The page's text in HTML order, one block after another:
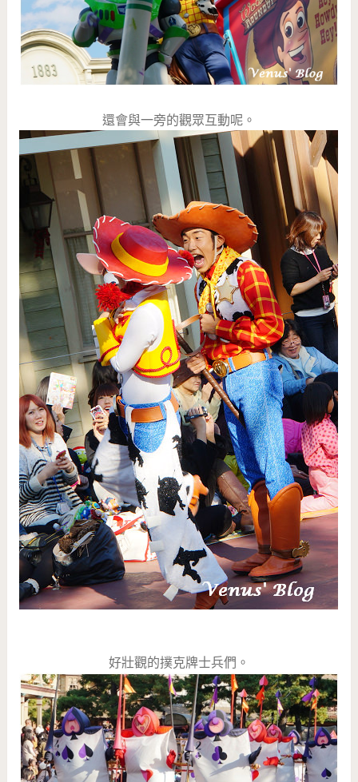
還會與一旁的觀眾互動呢。
好壯觀的撲克牌士兵們。